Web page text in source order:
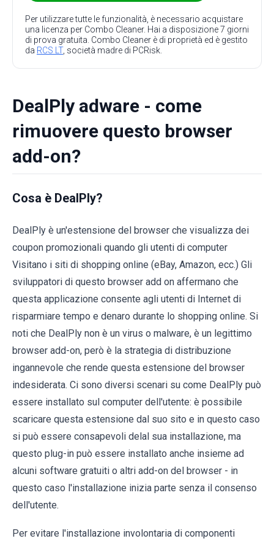
Per utilizzare tutte le funzionalità, è necessario acquistare
una licenza per Combo Cleaner. Hai a disposizione 7 giorni
di prova gratuita. Combo Cleaner è di proprietà ed è gestito
da RCS LT, società madre di PCRisk.
DealPly adware - come
rimuovere questo browser
add-on?
Cosa è DealPly?
DealPly è un'estensione del browser che visualizza dei
coupon promozionali quando gli utenti di computer
Visitano i siti di shopping online (eBay, Amazon, ecc.) Gli
sviluppatori di questo browser add on affermano che
questa applicazione consente agli utenti di Internet di
risparmiare tempo e denaro durante lo shopping online. Si
noti che DealPly non è un virus o malware, è un legittimo
browser add-on, però è la strategia di distribuzione
ingannevole che rende questa estensione del browser
indesiderata. Ci sono diversi scenari su come DealPly può
essere installato sul computer dell'utente: è possibile
scaricare questa estensione dal suo sito e in questo caso
si può essere consapevoli delal sua installazione, ma
questo plug-in può essere installato anche insieme ad
alcuni software gratuiti o altri add-on del browser - in
questo caso l'installazione inizia parte senza il consenso
dell'utente.
Per evitare l'installazione involontaria di componenti